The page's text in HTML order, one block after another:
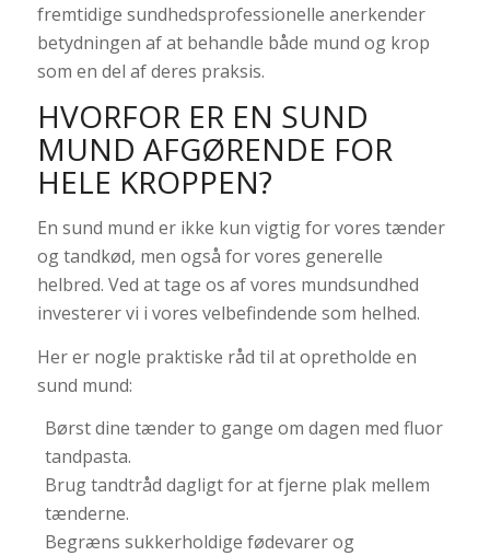
fremtidige sundhedsprofessionelle anerkender
betydningen af at behandle både mund og krop
som en del af deres praksis.
HVORFOR ER EN SUND
MUND AFGØRENDE FOR
HELE KROPPEN?
En sund mund er ikke kun vigtig for vores tænder
og tandkød, men også for vores generelle
helbred. Ved at tage os af vores mundsundhed
investerer vi i vores velbefindende som helhed.
Her er nogle praktiske råd til at opretholde en
sund mund:
Børst dine tænder to gange om dagen med fluor
tandpasta.
Brug tandtråd dagligt for at fjerne plak mellem
tænderne.
Begræns sukkerholdige fødevarer og